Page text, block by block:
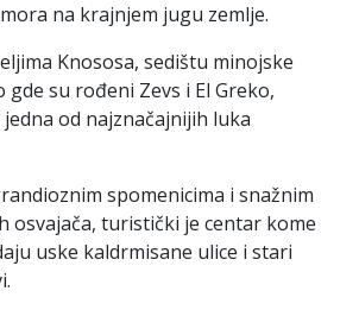
na krajnjem jugu zemlje.
Knososa, sedištu minojske
gde su rođeni Zevs i El Greko,
od najznačajnijih luka
spomenicima i snažnim
osvajača, turistički je centar kome
uske kaldrmisane ulice i stari